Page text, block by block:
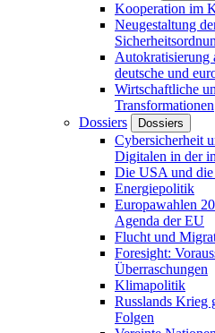
Kooperation im
Neugestaltung
Autokratisierung
deutsche und
Wirtschaftliche
Transformationen
Dossiers
Dossiers
Cybersicherheit
Digitalen in der
Die USA und die
Energiepolitik
Europawahlen
Agenda der EU
Flucht und
Foresight:
Überraschungen
Klimapolitik
Russlands Krieg
Folgen